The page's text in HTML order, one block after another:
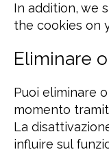
In addition, we
the cookies on
Eliminare
Puoi eliminare
momento
La
influire sul